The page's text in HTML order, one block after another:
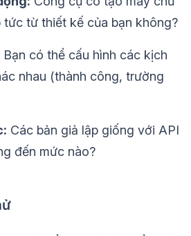
tức từ thiết kế của bạn không?
Bạn có thể cấu hình các kịch
nhau (thành công, trường
Các bản giả lập giống với API
đến mức nào?